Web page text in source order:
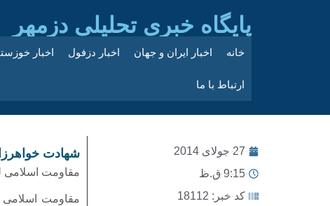
پایگاه خبری تحلیلی دزمهر
خانه اخبار ایران و جهان اخبار دزفول اخبار
ارتباط با ما
27 جولای 2014
9:15 ق.ظ
کد خبر: 18112
شهادت
مقاومت اسلامی
مقاومت اسلامی